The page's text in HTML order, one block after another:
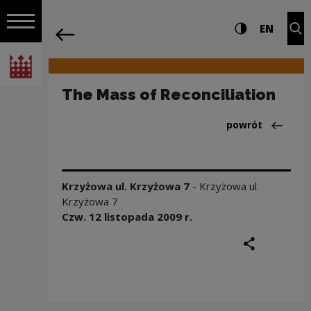
Włącz nawigację
Narodowe Centrum Kultury
Nawigacja Ustawienia i Wysoki
EN
The Mass of Reconciliation
Powrót
powrót
Krzyżowa ul. Krzyżowa 7 - Krzyżowa ul.
Krzyżowa 7
Czw. 12 listopada 2009r.